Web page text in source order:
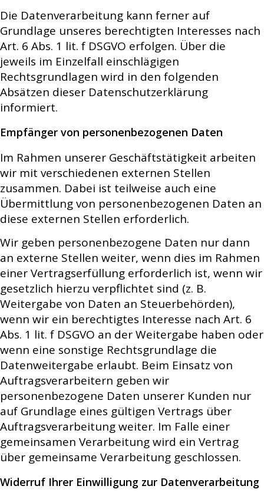
Die Datenverarbeitung kann ferner auf
Grundlage unseres berechtigten Interesses nach
Art. 6 Abs. 1 lit. f DSGVO erfolgen. Über die
jeweils im Einzelfall einschlägigen
Rechtsgrundlagen wird in den folgenden
Absätzen dieser Datenschutzerklärung
informiert.
Empfänger von personenbezogenen Daten
Im Rahmen unserer Geschäftstätigkeit arbeiten
wir mit verschiedenen externen Stellen
zusammen. Dabei ist teilweise auch eine
Übermittlung von personenbezogenen Daten an
diese externen Stellen erforderlich.
Wir geben personenbezogene Daten nur dann
an externe Stellen weiter, wenn dies im Rahmen
einer Vertragserfüllung erforderlich ist, wenn wir
gesetzlich hierzu verpflichtet sind (z. B.
Weitergabe von Daten an Steuerbehörden),
wenn wir ein berechtigtes Interesse nach Art. 6
Abs. 1 lit. f DSGVO an der Weitergabe haben oder
wenn eine sonstige Rechtsgrundlage die
Datenweitergabe erlaubt. Beim Einsatz von
Auftragsverarbeitern geben wir
personenbezogene Daten unserer Kunden nur
auf Grundlage eines gültigen Vertrags über
Auftragsverarbeitung weiter. Im Falle einer
gemeinsamen Verarbeitung wird ein Vertrag
über gemeinsame Verarbeitung geschlossen.
Widerruf Ihrer Einwilligung zur Datenverarbeitung